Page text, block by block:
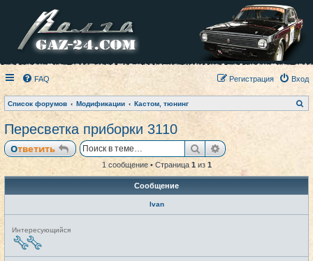
FAQ Вход
Регистрация
Список форумов Модификации Кастом, тюнинг
о
Пересветка приборки 3110
Ответить ПоискРасширенный
1 сообщение • Страница 1из 1
Сообщение
Ivan
Н
е
в
Интересующийся